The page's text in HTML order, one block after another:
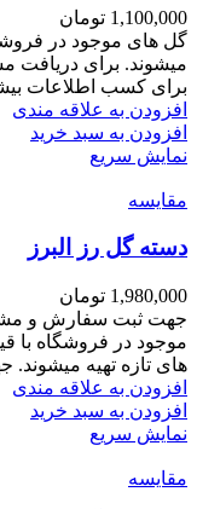
1,100,000 تومان
گل های موجود در
میشوند. برای دریافت
برای کسب اطلاعات
افزودن به علاقه مندی
افزودن به سبد خرید
نمایش سریع
مقايسه
دسته گل رز البرز
1,980,000 تومان
جهت ثبت سفارش و
موجود در فروشگاه با
های تازه تهیه
افزودن به علاقه مندی
افزودن به سبد خرید
نمایش سریع
مقايسه